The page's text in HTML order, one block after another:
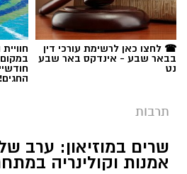
תגים:יריב איתני
☎ לחצו כאן לרשימת עורכי דין
בבאר שבע - אינדקס באר שבע
נט
תרבות
שרים במוזיאון: ערב
אמנות וקולינריה